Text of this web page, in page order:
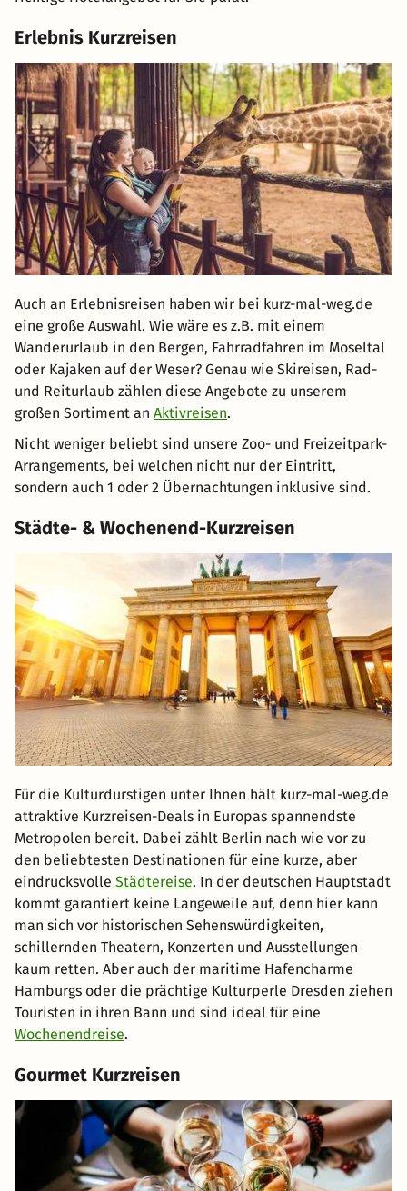
Erlebnis Kurzreisen
Auch an Erlebnisreisen haben wir bei kurz-mal-weg.de
eine große Auswahl. Wie wäre es z.B. mit einem
Wanderurlaub in den Bergen, Fahrradfahren im Moseltal
oder Kajaken auf der Weser? Genau wie Skireisen, Rad-
und Reiturlaub zählen diese Angebote zu unserem
großen Sortiment an Aktivreisen.
Nicht weniger beliebt sind unsere Zoo- und Freizeitpark-
Arrangements, bei welchen nicht nur der Eintritt,
sondern auch 1 oder 2 Übernachtungen inklusive sind.
Städte- & Wochenend-Kurzreisen
Für die Kulturdurstigen unter Ihnen hält kurz-mal-weg.de
attraktive Kurzreisen-Deals in Europas spannendste
Metropolen bereit. Dabei zählt Berlin nach wie vor zu
den beliebtesten Destinationen für eine kurze, aber
eindrucksvolle Städtereise. In der deutschen Hauptstadt
kommt garantiert keine Langeweile auf, denn hier kann
man sich vor historischen Sehenswürdigkeiten,
schillernden Theatern, Konzerten und Ausstellungen
kaum retten. Aber auch der maritime Hafencharme
Hamburgs oder die prächtige Kulturperle Dresden ziehen
Touristen in ihren Bann und sind ideal für eine
Wochenendreise.
Gourmet Kurzreisen